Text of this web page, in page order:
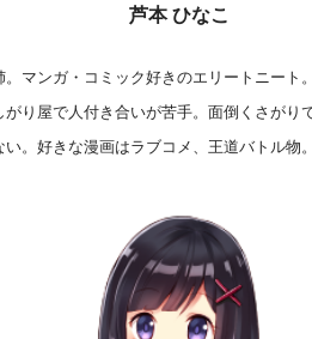
芦本 ひなこ
。マンガ・コミック好きのエリートニート
がり屋で人付き合いが苦手。面倒くさがり
い。好きな漫画はラブコメ、王道バトル物。